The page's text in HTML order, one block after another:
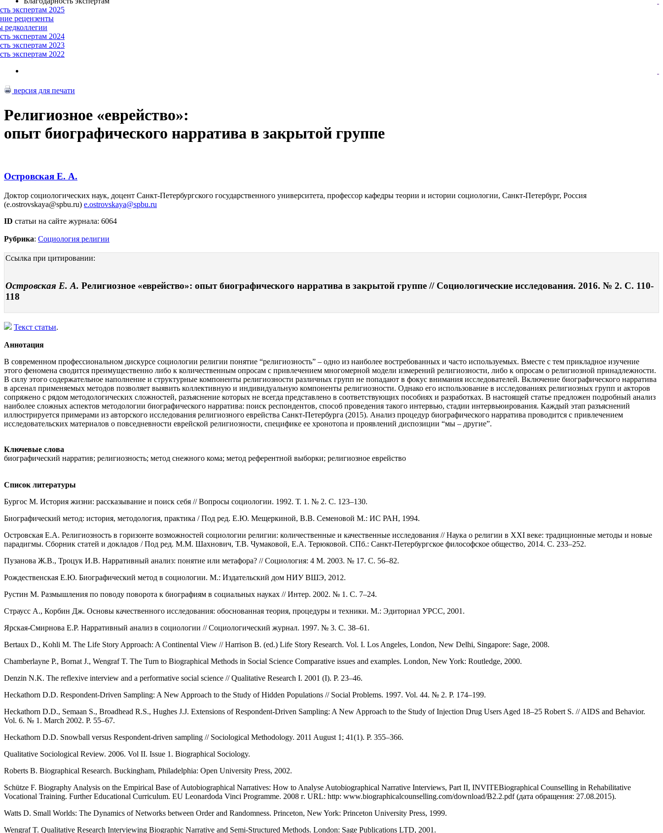
экспертам 2025
рецензенты
редколлегии
экспертам 2024
экспертам 2023
экспертам 2022
версия для печати
Религиозное «еврейство»:
опыт биографического нарратива в закрытой группе
Островская Е. А.
Доктор социологических наук, доцент Санкт-Петербургского государственного университета, профессор кафедры теории и истории социологии, Санкт-Петербург, Россия
(e.ostrovskaya@spbu.ru) e.ostrovskaya@spbu.ru
ID статьи на сайте журнала: 6064
Рубрика: Социология религии
Ссылка при цитировании:
Островская Е. А. Религиозное «еврейство»: опыт биографического нарратива в закрытой группе // Социологические исследования. 2016. № 2. С. 110-
118
Текст статьи.
Аннотация
В современном профессиональном дискурсе социологии религии понятие “религиозность” – одно из наиболее востребованных и часто используемых. Вместе с тем прикладное изучение
этого феномена сводится преимущественно либо к количественным опросам с привлечением многомерной модели измерений религиозности, либо к опросам о религиозной принадлежности.
В силу этого содержательное наполнение и структурные компоненты религиозности различных групп не попадают в фокус внимания исследователей. Включение биографического нарратива
в арсенал применяемых методов позволяет выявить коллективную и индивидуальную компоненты религиозности. Однако его использование в исследованиях религиозных групп и акторов
сопряжено с рядом методологических сложностей, разъяснение которых не всегда представлено в соответствующих пособиях и разработках. В настоящей статье предложен подробный анализ
наиболее сложных аспектов методологии биографического нарратива: поиск респондентов, способ проведения такого интервью, стадии интервьюирования. Каждый этап разъяснений
иллюстрируется примерами из авторского исследования религиозного еврейства Санкт-Петербурга (2015). Анализ процедур биографического нарратива проводится с привлечением
исследовательских материалов о повседневности еврейской религиозности, специфике ее хронотопа и проявлений диспозиции “мы – другие”.
Ключевые слова
биографический нарратив; религиозность; метод снежного кома; метод референтной выборки; религиозное еврейство
Список литературы
Бургос М. История жизни: рассказывание и поиск себя // Вопросы социологии. 1992. Т. 1. № 2. С. 123–130.
Биографический метод: история, методология, практика / Под ред. Е.Ю. Мещеркиной, В.В. Семеновой М.: ИС РАН, 1994.
Островская Е.А. Религиозность в горизонте возможностей социологии религии: количественные и качественные исследования // Наука о религии в XXI веке: традиционные методы и новые
парадигмы. Сборник статей и докладов / Под ред. М.М. Шахнович, Т.В. Чумаковой, Е.А. Терюковой. СПб.: Санкт-Петербургское философское общество, 2014. С. 233–252.
Пузанова Ж.В., Троцук И.В. Нарративный анализ: понятие или метафора? // Социология: 4 М. 2003. № 17. С. 56–82.
Рождественская Е.Ю. Биографический метод в социологии. М.: Издательский дом НИУ ВШЭ, 2012.
Рустин М. Размышления по поводу поворота к биографиям в социальных науках // Интер. 2002. № 1. С. 7–24.
Страусс А., Корбин Дж. Основы качественного исследования: обоснованная теория, процедуры и техники. М.: Эдиториал УРСС, 2001.
Ярская-Смирнова Е.Р. Нарративный анализ в социологии // Социологический журнал. 1997. № 3. С. 38–61.
Bertaux D., Kohli M. The Life Story Approach: A Continental View // Harrison B. (ed.) Life Story Research. Vol. I. Los Angeles, London, New Delhi, Singapore: Sage, 2008.
Chamberlayne P., Bornat J., Wengraf T. The Turn to Biographical Methods in Social Science Comparative issues and examples. London, New York: Routledge, 2000.
Denzin N.K. The reflexive interview and a performative social science // Qualitative Research I. 2001 (I). P. 23–46.
Heckathorn D.D. Respondent-Driven Sampling: A New Approach to the Study of Hidden Populations // Social Problems. 1997. Vol. 44. № 2. P. 174–199.
Heckathorn D.D., Semaan S., Broadhead R.S., Hughes J.J. Extensions of Respondent-Driven Sampling: A New Approach to the Study of Injection Drug Users Aged 18–25 Robert S. // AIDS and Behavior.
Vol. 6. № 1. March 2002. P. 55–67.
Heckathorn D.D. Snowball versus Respondent-driven sampling // Sociological Methodology. 2011 August 1; 41(1). P. 355–366.
Qualitative Sociological Review. 2006. Vol II. Issue 1. Biographical Sociology.
Roberts B. Biographical Research. Buckingham, Philadelphia: Open University Press, 2002.
Schütze F. Biography Analysis on the Empirical Base of Autobiographical Narratives: How to Analyse Autobiographical Narrative Interviews, Part II, INVITEBiographical Counselling in Rehabilitative
Vocational Training. Further Educational Curriculum. EU Leonardoda Vinci Programme. 2008 г. URL: http: www.biographicalcounselling.com/download/B2.2.pdf (дата обращения: 27.08.2015).
Watts D. Small Worlds: The Dynamics of Networks between Order and Randomness. Princeton, New York: Princeton University Press, 1999.
Wengraf T. Qualitative Research Interviewing Biographic Narrative and Semi-Structured Methods. London: Sage Publications LTD, 2001.